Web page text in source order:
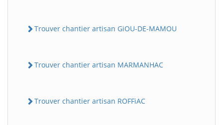
Trouver chantier artisan GiOU-DE-MAMOU
Trouver chantier artisan MARMANHAC
Trouver chantier artisan ROFFiAC